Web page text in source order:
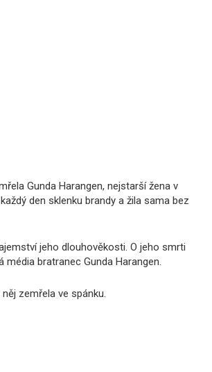
Gunda Harangen, nejstarší žena v
den sklenku brandy a žila sama bez
jeho dlouhověkosti. O jeho smrti
bratranec Gunda Harangen.
zemřela ve spánku.